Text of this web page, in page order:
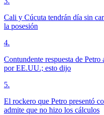
Cali y Cúcuta tendrán día sin
la posesión
4.
Contundente respuesta de
por EE.UU.; esto dijo
5.
El rockero que Petro presentó
admite que no hizo los cálculos